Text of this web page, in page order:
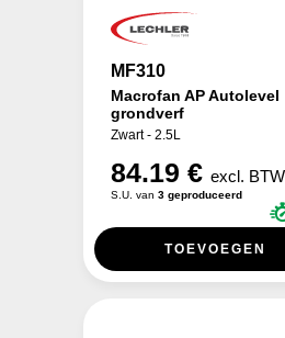
MF310
Macrofan AP Autolevel
grondverf
Zwart - 2.5L
84.19 €excl. BTW
S.U. van3 geproduceerd
TOEVOEGEN